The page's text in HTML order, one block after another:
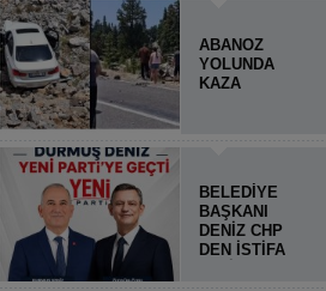
ABANOZ
YOLUNDA
KAZA
BELEDİYE
BAŞKANI
DENİZ CHP
DEN İSTİFA